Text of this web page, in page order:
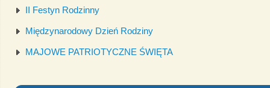
II Festyn Rodzinny
Międzynarodowy Dzień Rodziny
MAJOWE PATRIOTYCZNE ŚWIĘTA